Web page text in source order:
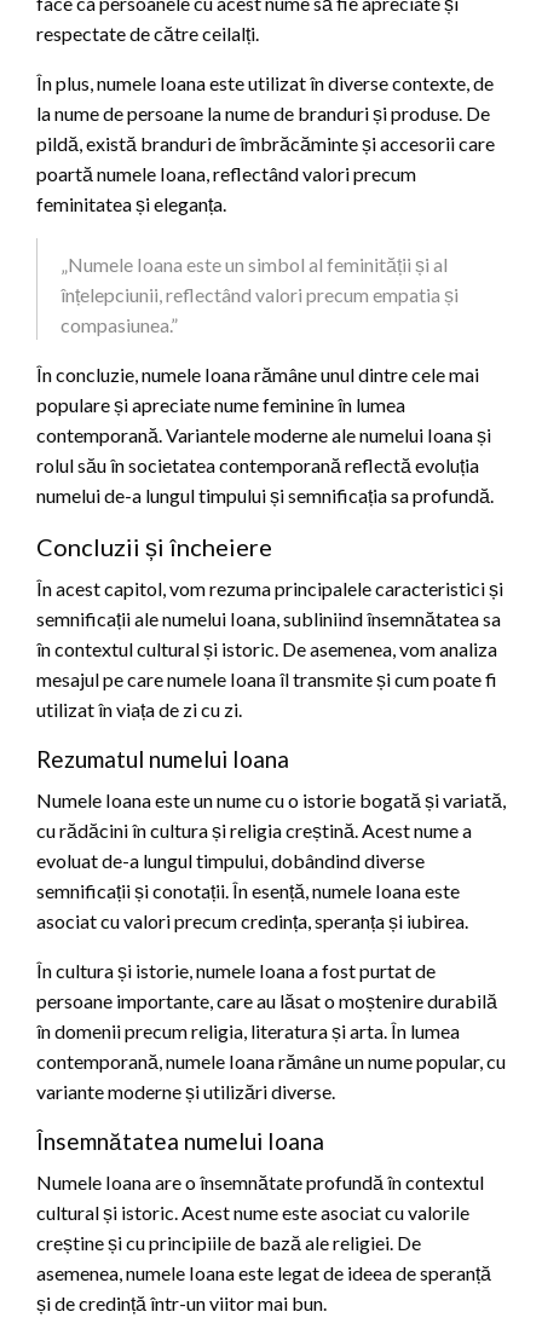
respectate de către ceilalți.
În plus, numele Ioana este utilizat în diverse contexte, de
la nume de persoane la nume de branduri și produse. De
pildă, există branduri de îmbrăcăminte și accesorii care
poartă numele Ioana, reflectând valori precum
feminitatea și eleganța.
„Numele Ioana este un simbol al feminității și al
înțelepciunii, reflectând valori precum empatia și
compasiunea.”
În concluzie, numele Ioana rămâne unul dintre cele mai
populare și apreciate nume feminine în lumea
contemporană. Variantele moderne ale numelui Ioana și
rolul său în societatea contemporană reflectă evoluția
numelui de-a lungul timpului și semnificația sa profundă.
Concluzii și încheiere
În acest capitol, vom rezuma principalele caracteristici și
semnificații ale numelui Ioana, subliniind însemnătatea sa
în contextul cultural și istoric. De asemenea, vom analiza
mesajul pe care numele Ioana îl transmite și cum poate fi
utilizat în viața de zi cu zi.
Rezumatul numelui Ioana
Numele Ioana este un nume cu o istorie bogată și variată,
cu rădăcini în cultura și religia creștină. Acest nume a
evoluat de-a lungul timpului, dobândind diverse
semnificații și conotații. În esență, numele Ioana este
asociat cu valori precum credința, speranța și iubirea.
În cultura și istorie, numele Ioana a fost purtat de
persoane importante, care au lăsat o moștenire durabilă
în domenii precum religia, literatura și arta. În lumea
contemporană, numele Ioana rămâne un nume popular, cu
variante moderne și utilizări diverse.
Însemnătatea numelui Ioana
Numele Ioana are o însemnătate profundă în contextul
cultural și istoric. Acest nume este asociat cu valorile
creștine și cu principiile de bază ale religiei. De
asemenea, numele Ioana este legat de ideea de speranță
și de credință într-un viitor mai bun.